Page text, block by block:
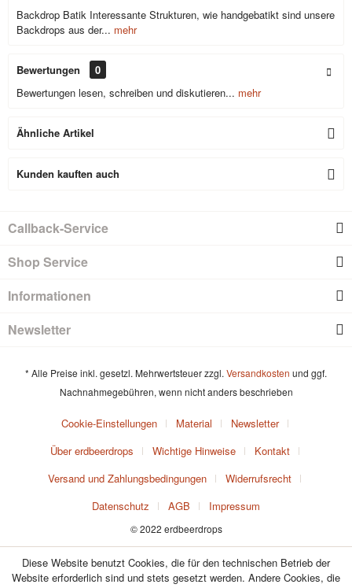
Backdrop Batik Interessante Strukturen, wie handgebatikt sind unsere
Backdrops aus der... mehr
Bewertungen
0
Bewertungen lesen, schreiben und diskutieren... mehr
Ähnliche Artikel
Kunden kauften auch
Callback-Service
Shop Service
Informationen
Newsletter
* Alle Preise inkl. gesetzl. Mehrwertsteuer zzgl. Versandkosten und ggf.
Nachnahmegebühren, wenn nicht anders beschrieben
Cookie-Einstellungen Material
Newsletter
Über erdbeerdrops
Wichtige Hinweise
Kontakt
Versand und Zahlungsbedingungen
Widerrufsrecht
Datenschutz
AGB Impressum
© 2022 erdbeerdrops
Diese Website benutzt Cookies, die für den technischen Betrieb der
Website erforderlich sind und stets gesetzt werden. Andere Cookies, die